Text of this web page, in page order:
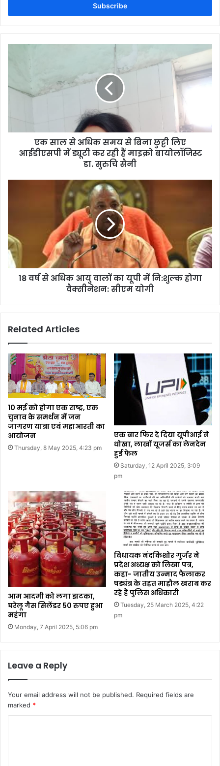
एक साल से अधिक समय से बिना छुट्टी लिए
आईडीएसपी में ड्यूटी कर रही हैं माइक्रो बायोलॉजिस्ट
डा. सुरुचि सैनी
18 वर्ष से अधिक आयु वालों का यूपी में नि:शुल्क होगा
वैक्सीनेशन: सीएम योगी
Related Articles
10 मई को होगा एक राष्ट्र, एक
चुनाव के समर्थन में जन
जागरण यात्रा एवं महाआरती का
आयोजन
Thursday, 8 May 2025, 4:23 pm
एक बार फिर दे दिया यूपीआई ने
धोखा, लाखों यूजर्स का लेनदेन
हुई फेल
Saturday, 12 April 2025, 3:09
pm
आम आदमी को लगा झटका,
घरेलू गैस सिलेंडर 50 रुपए हुआ
महंगा
Monday, 7 April 2025, 5:06 pm
विधायक नंदकिशोर गुर्जर ने
प्रदेश अध्यक्ष को लिखा पत्र,
कहा- जातीय उन्माद फैलाकर
षड्यंत्र के तहत माहौल खराब कर
रहे हैं पुलिस अधिकारी
Tuesday, 25 March 2025, 4:22
pm
Leave a Reply
Your email address will not be published. Required fields are
marked *